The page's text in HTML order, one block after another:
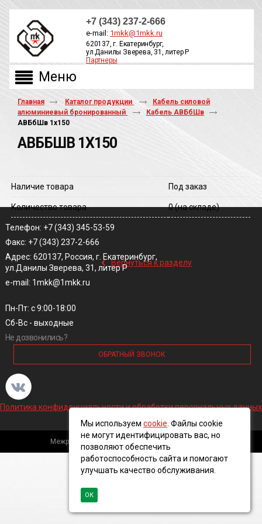
+7 (343) 237-2-666
e-mail: 1mkk@1mkk.ru
620137, г. Екатеринбург,
ул.Данилы Зверева, 31, литер Р
Партнеры
Главная Каталог продукции
Кабель силовой
алюминиевый бронированный
Кабель АВБбШв
АВБбШв 1х150
АВББШВ 1Х150
Наличие товара Под заказ
Количество товара 0(на складе)
‹ Вернуться к разделу
Телефон: +7 (343) 345-53-59
Факс: +7 (343) 237-2-666
Адрес: 620137, Россия, г. Екатеринбург,
ул.Данилы Зверева, 31, литер Р
e-mail: 1mkk@1mkk.ru
Пн-Пт: с 9:00-18:00
Сб-Вс - выходные
Не дозвонились?
ОБРАТНЫЙ ЗВОНОК
Политика конфиденциальности и обработки персональных данных
Межрегиональная кабельная компания, 2016 ©
Мы используем cookie . Файлы cookie
не могут идентифицировать вас, но
позволяют обеспечить
работоспособность сайта и помогают
улучшать качество обслуживания.
ОК